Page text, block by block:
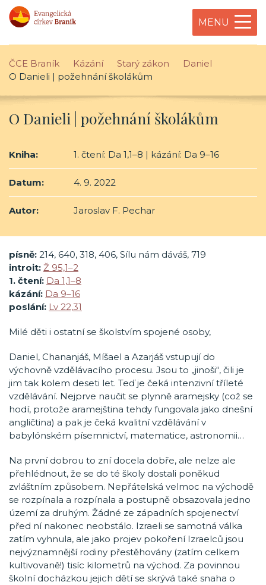
MENU
ČCE Braník Kázání Starý zákon
Daniel
O Danieli | požehnání školákům
O Danieli | požehnání školákům
Kniha: 1. čtení: Da 1,1–8 | kázání: Da 9–16
Datum: 4. 9. 2022
Autor: Jaroslav F. Pechar
písně: 214, 640, 318, 406, Sílu nám dáváš, 719
introit: Ž 95,1–2
1. čtení: Da 1,1–8
kázání: Da 9–16
poslání: Lv 22,31
Milé děti i ostatní se školstvím spojené osoby,
Daniel, Chananjáš, Míšael a Azarjáš vstupují do
výchovně vzdělávacího procesu. Jsou to „jinoši“, čili je
jim tak kolem deseti let. Teď je čeká intenzivní tříleté
vzdělávání. Nejprve naučit se plynně aramejsky (což se
hodí, protože aramejština tehdy fungovala jako dnešní
angličtina) a pak je čeká kvalitní vzdělávání v
babylónském písemnictví, matematice, astronomii…
Na první dobrou to zní docela dobře, ale nelze ale
přehlédnout, že se do té školy dostali poněkud
zvláštním způsobem. Nepřátelská velmoc na východě
se rozpínala a rozpínala a postupně obsazovala jedno
území za druhým. Žádné ze západních spojenectví
před ní nakonec neobstálo. Izraeli se samotná válka
zatím vyhnula, ale jako projev pokoření Izraelců jsou
nejvýznamnější rodiny přestěhovány (zatím celkem
kultivovaně!) tisíc kilometrů na východ. Za povinnou
školní docházkou jejich dětí se skrývá také snaha o